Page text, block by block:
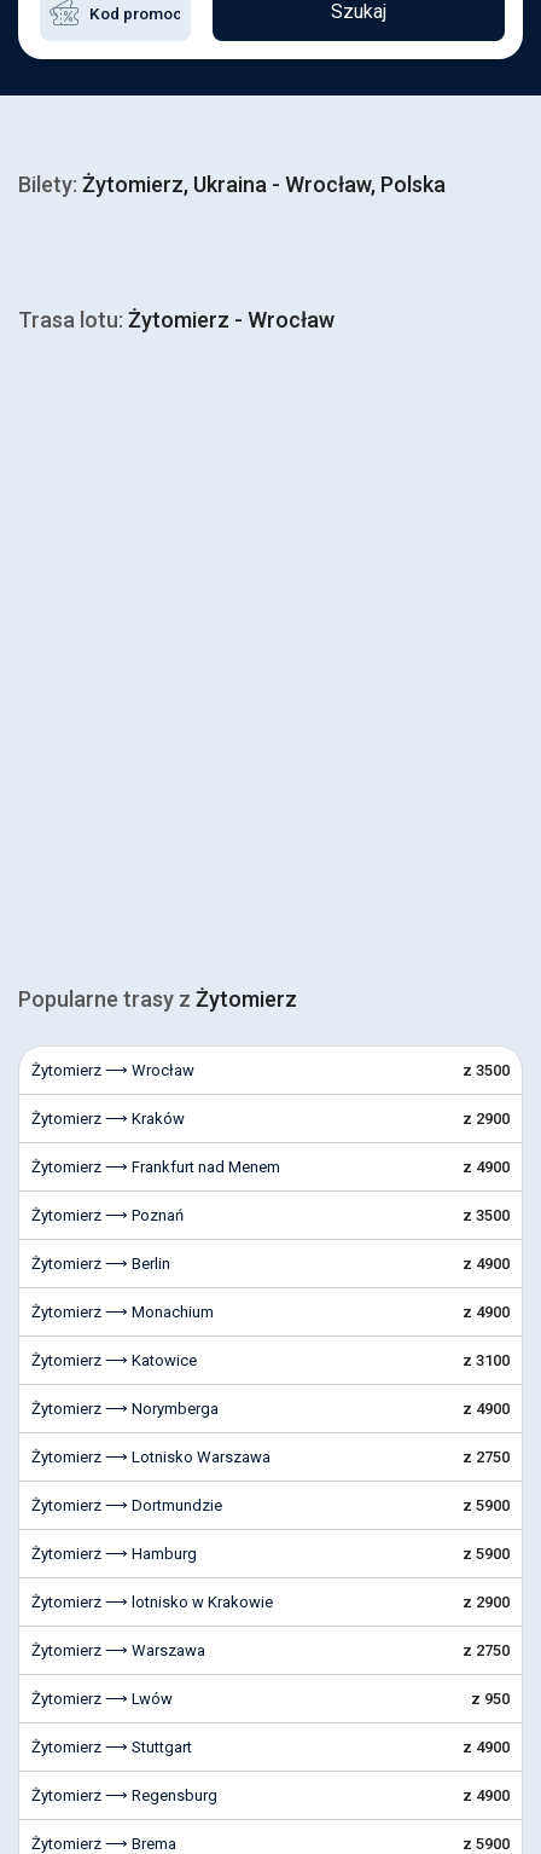
Szukaj
Bilety: Żytomierz, Ukraina - Wrocław, Polska
Trasa lotu: Żytomierz - Wrocław
Popularne trasy z Żytomierz
Żytomierz ⟶ Wrocław z 3500
Żytomierz ⟶ Kraków z 2900
Żytomierz ⟶ Frankfurt nad Menem z 4900
Żytomierz ⟶ Poznań z 3500
Żytomierz ⟶ Berlin z 4900
Żytomierz ⟶ Monachium z 4900
Żytomierz ⟶ Katowice z 3100
Żytomierz ⟶ Norymberga z 4900
Żytomierz ⟶ Lotnisko Warszawa z 2750
Żytomierz ⟶ Dortmundzie z 5900
Żytomierz ⟶ Hamburg z 5900
Żytomierz ⟶ lotnisko w Krakowie z 2900
Żytomierz ⟶ Warszawa z 2750
Żytomierz ⟶ Lwów z 950
Żytomierz ⟶ Stuttgart z 4900
Żytomierz ⟶ Regensburg z 4900
Żytomierz ⟶ Brema z 5900